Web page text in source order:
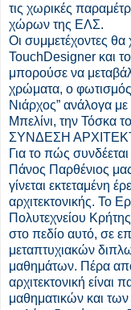
τις χωρικές
χώρων της ΕΛΣ.
Οι συμμετέχοντες
TouchDesigner και
μπορούσε να
χρώματα, ο φωτισμός
Νιάρχος” ανάλογα
Μπελίνι, την Τόσκα
ΣΥΝΔΕΣΗ
Για το πώς
Πάνος Παρθένιος
γίνεται εκτεταμένη
αρχιτεκτονικής. Το
Πολυτεχνείου
στο πεδίο αυτό, σε
μεταπτυχιακών
μαθημάτων. Πέρα
αρχιτεκτονική
μαθηματικών και